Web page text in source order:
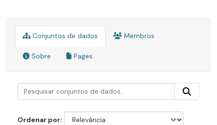
Conjuntos de dados Membros
Sobre Pages
Ordenar por